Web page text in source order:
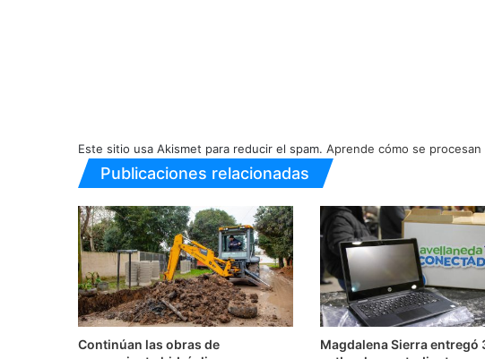
Este sitio usa Akismet para reducir el spam. Aprende cómo se
Publicaciones relacionadas
Continúan las obras de
Magdalena Sierra entregó